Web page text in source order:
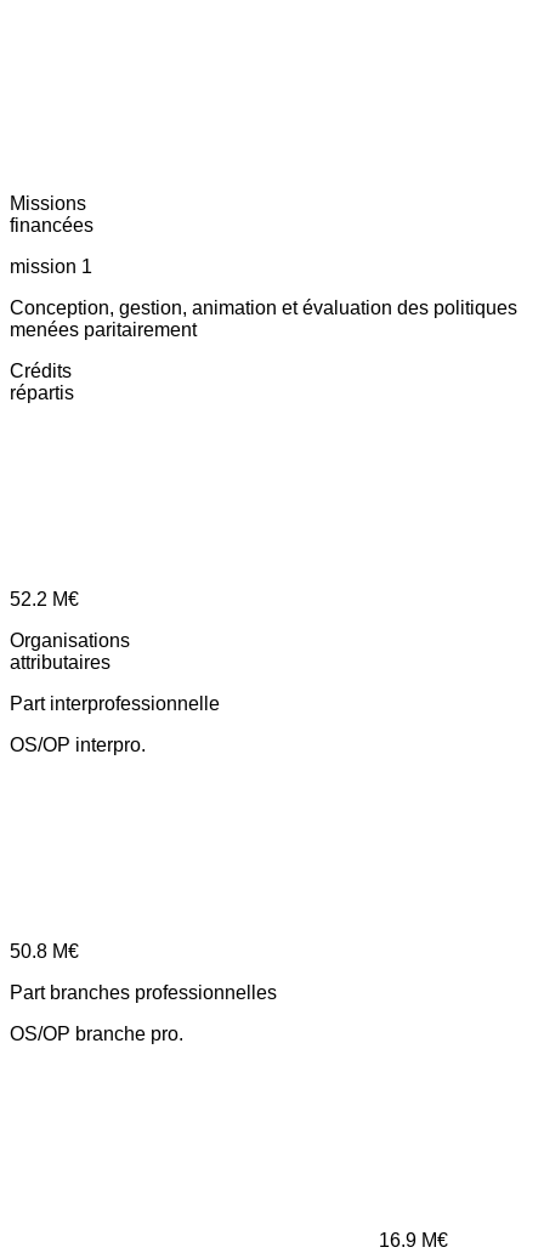
Missions
financées
mission 1
Conception, gestion, animation et évaluation des politiques
menées paritairement
Crédits
répartis
52.2 M€
Organisations
attributaires
Part interprofessionnelle
OS/OP interpro.
50.8 M€
Part branches professionnelles
OS/OP branche pro.
16.9 M€